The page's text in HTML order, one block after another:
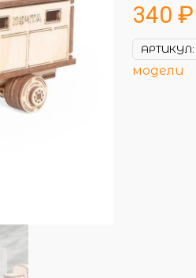
340 ₽
АРТИКУЛ:
модели